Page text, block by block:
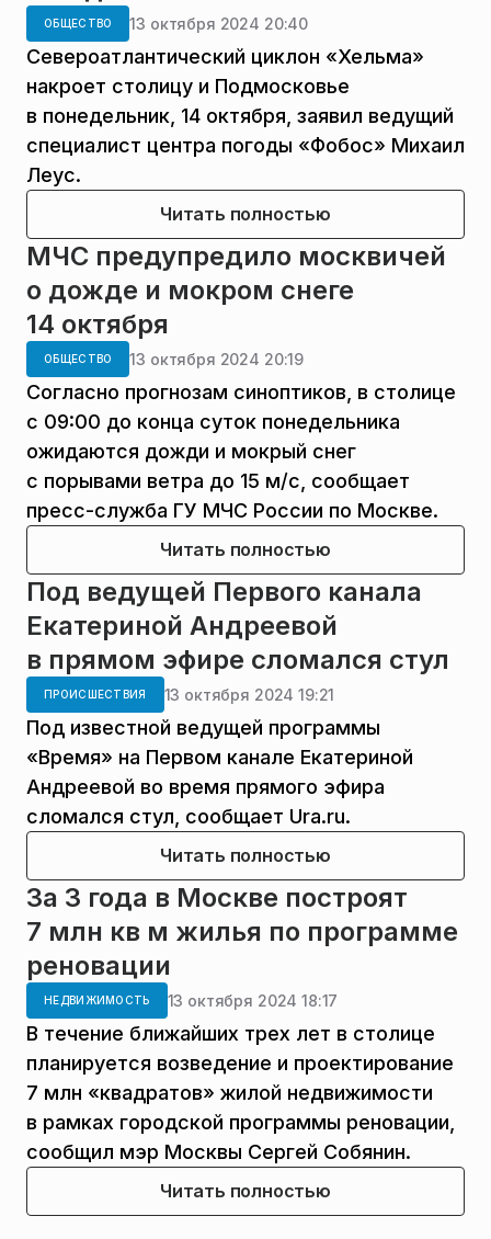
ОБЩЕСТВО 13 октября 2024 20:40
Североатлантический циклон «Хельма»
накроет столицу и Подмосковье
в понедельник, 14 октября, заявил ведущий
специалист центра погоды «Фобос» Михаил
Леус.
Читать полностью
МЧС предупредило москвичей
о дожде и мокром снеге
14 октября
ОБЩЕСТВО 13 октября 2024 20:19
Согласно прогнозам синоптиков, в столице
с 09:00 до конца суток понедельника
ожидаются дожди и мокрый снег
с порывами ветра до 15 м/с, сообщает
пресс-служба ГУ МЧС России по Москве.
Читать полностью
Под ведущей Первого канала
Екатериной Андреевой
в прямом эфире сломался стул
ПРОИСШЕСТВИЯ 13 октября 2024 19:21
Под известной ведущей программы
«Время» на Первом канале Екатериной
Андреевой во время прямого эфира
сломался стул, сообщает Ura.ru.
Читать полностью
За 3 года в Москве построят
7 млн кв м жилья по программе
реновации
НЕДВИЖИМОСТЬ 13 октября 2024 18:17
В течение ближайших трех лет в столице
планируется возведение и проектирование
7 млн «квадратов» жилой недвижимости
в рамках городской программы реновации,
сообщил мэр Москвы Сергей Собянин.
Читать полностью